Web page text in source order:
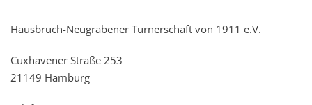
Hausbruch-Neugrabener Turnerschaft von 1911 e.V.
Cuxhavener Straße 253
21149 Hamburg